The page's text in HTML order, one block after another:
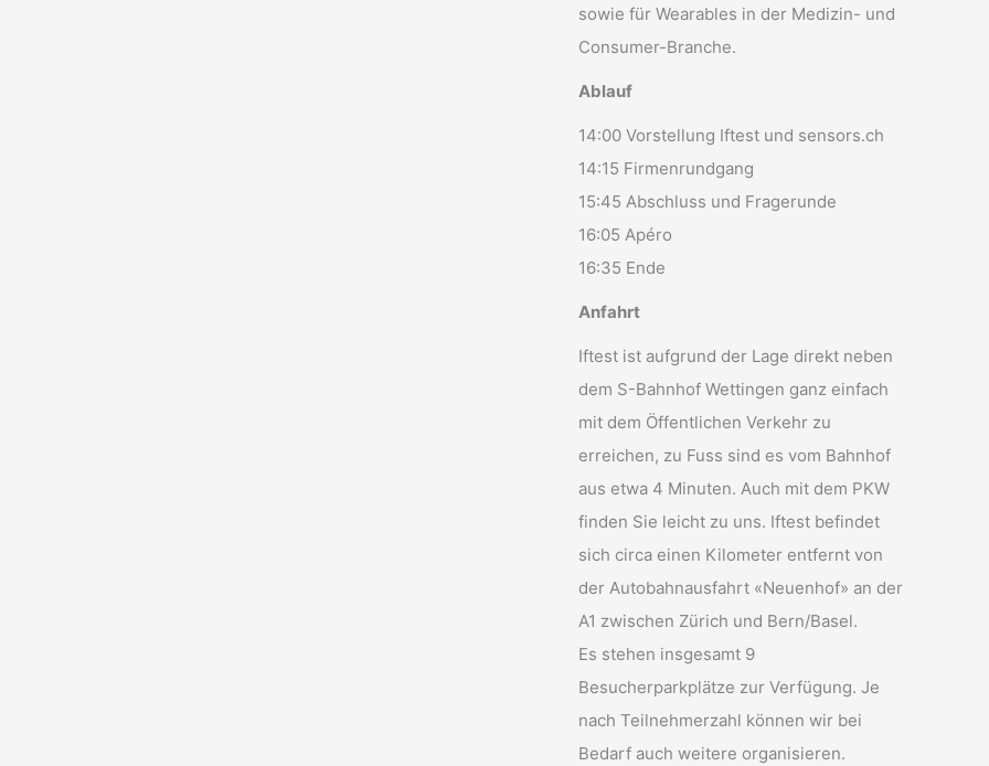
sowie für Wearables in der Medizin- und
Consumer-Branche.
Ablauf
14:00 Vorstellung Iftest und sensors.ch
14:15 Firmenrundgang
15:45 Abschluss und Fragerunde
16:05 Apéro
16:35 Ende
Anfahrt
Iftest ist aufgrund der Lage direkt neben
dem S-Bahnhof Wettingen ganz einfach
mit dem Öffentlichen Verkehr zu
erreichen, zu Fuss sind es vom Bahnhof
aus etwa 4 Minuten. Auch mit dem PKW
finden Sie leicht zu uns. Iftest befindet
sich circa einen Kilometer entfernt von
der Autobahnausfahrt «Neuenhof» an der
A1 zwischen Zürich und Bern/Basel.
Es stehen insgesamt 9
Besucherparkplätze zur Verfügung. Je
nach Teilnehmerzahl können wir bei
Bedarf auch weitere organisieren.